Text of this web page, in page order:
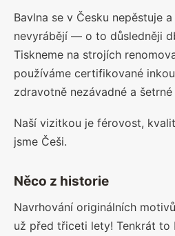
Bavlna se v Česku nepěstuje
nevyrábějí — o to důsledněji
Tiskneme na strojích
používáme certifikované
zdravotně nezávadné a
Naší vizitkou je férovost,
jsme Češi.
Něco z historie
Navrhování originálních
už před třiceti lety! Tenkrát